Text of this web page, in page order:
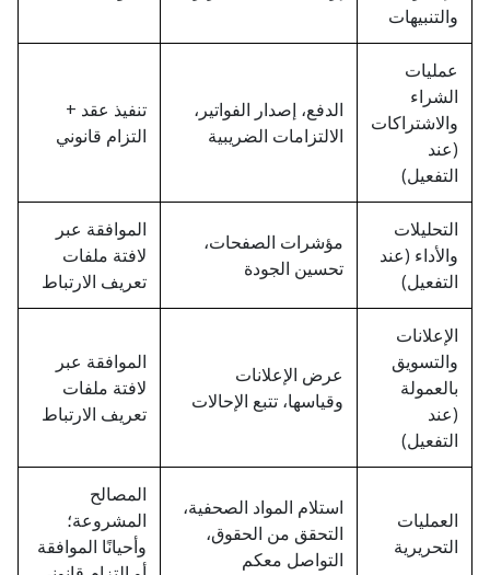
والتنبيهات
عمليات
الشراء
والاشتراكات
(عند
التفعيل)
الدفع، إصدار الفواتير،
الالتزامات الضريبية
تنفيذ عقد +
التزام قانوني
التحليلات
والأداء (عند
التفعيل)
مؤشرات الصفحات،
تحسين الجودة
الموافقة عبر
لافتة ملفات
تعريف الارتباط
الإعلانات
والتسويق
بالعمولة
(عند
التفعيل)
عرض الإعلانات
وقياسها، تتبع الإحالات
الموافقة عبر
لافتة ملفات
تعريف الارتباط
العمليات
التحريرية
استلام المواد الصحفية،
التحقق من الحقوق،
التواصل معكم
المصالح
المشروعة؛
وأحيانًا الموافقة